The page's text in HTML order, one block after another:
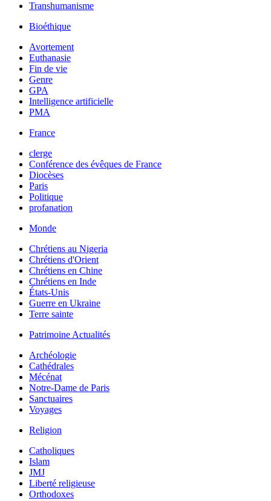
Transhumanisme
Bioéthique
Avortement
Euthanasie
Fin de vie
Genre
GPA
Intelligence artificielle
PMA
France
clerge
Conférence des évêques de France
Diocèses
Paris
Politique
profanation
Monde
Chrétiens au Nigeria
Chrétiens d'Orient
Chrétiens en Chine
Chrétiens en Inde
États-Unis
Guerre en Ukraine
Terre sainte
Patrimoine Actualités
Archéologie
Cathédrales
Mécénat
Notre-Dame de Paris
Sanctuaires
Voyages
Religion
Catholiques
Islam
JMJ
Liberté religieuse
Orthodoxes